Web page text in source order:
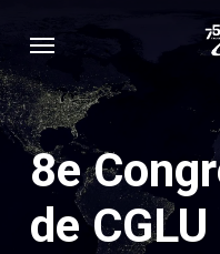
main
content
8e
de CGLU